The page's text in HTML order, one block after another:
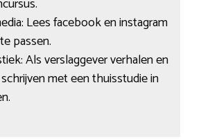
Lees facebook en instagram
passen.
Als verslaggever verhalen en
met een thuisstudie in